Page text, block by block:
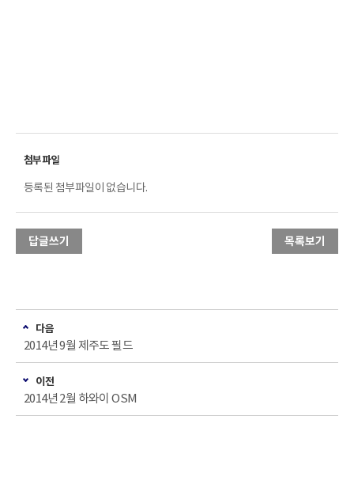
등록된 첨부파일이 없습니다.
답글쓰기 목록보기
다음
2014년 9월 제주도 필드
이전
2014년 2월 하와이 OSM